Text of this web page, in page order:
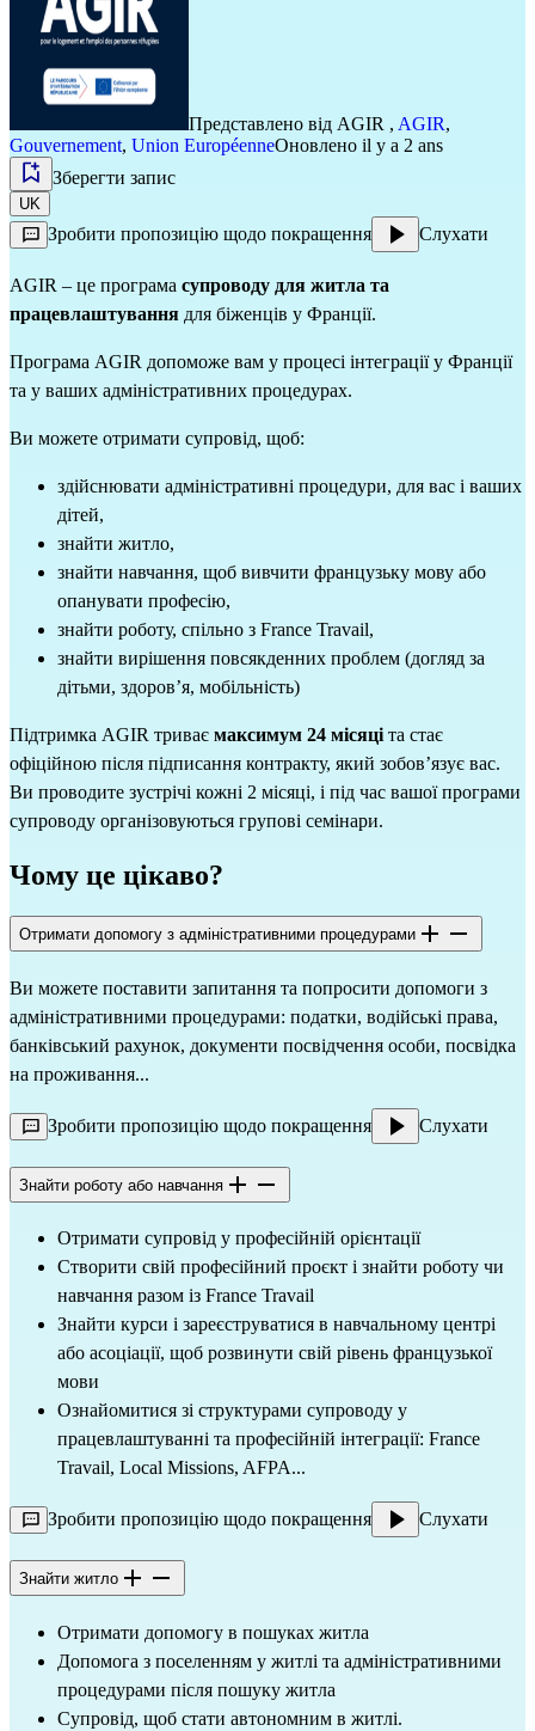
Представлено від AGIR , AGIR,
Gouvernement, Union EuropéenneОновлено il y a 2 ans
Зберегти запис
UK
Зробити пропозицію щодо покращення Слухати
AGIR – це програма супроводу для житла та
працевлаштування для біженців у Франції.
Програма AGIR допоможе вам у процесі інтеграції у Франції
та у ваших адміністративних процедурах.
Ви можете отримати супровід, щоб:
здійснювати адміністративні процедури, для вас і ваших
дітей,
знайти житло,
знайти навчання, щоб вивчити французьку мову або
опанувати професію,
знайти роботу, спільно з France Travail,
знайти вирішення повсякденних проблем (догляд за
дітьми, здоров’я, мобільність)
Підтримка AGIR триває максимум 24 місяціта стає
офіційною після підписання контракту, який зобов’язує вас.
Ви проводите зустрічі кожні 2 місяці, і під час вашої програми
супроводу організовуються групові семінари.
Чому це цікаво?
Отримати допомогу з адміністративними процедурами
Ви можете поставити запитання та попросити допомоги з
адміністративними процедурами: податки, водійські права,
банківський рахунок, документи посвідчення особи, посвідка
на проживання...
Зробити пропозицію щодо покращення Слухати
Знайти роботу або навчання
Отримати супровід у професійній орієнтації
Створити свій професійний проєкт і знайти роботу чи
навчання разом із France Travail
Знайти курси і зареєструватися в навчальному центрі
або асоціації, щоб розвинути свій рівень французької
мови
Ознайомитися зі структурами супроводу у
працевлаштуванні та професійній інтеграції: France
Travail, Local Missions, AFPA...
Зробити пропозицію щодо покращення Слухати
Знайти житло
Отримати допомогу в пошуках житла
Допомога з поселенням у житлі та адміністративними
процедурами після пошуку житла
Супровід, щоб стати автономним в житлі.